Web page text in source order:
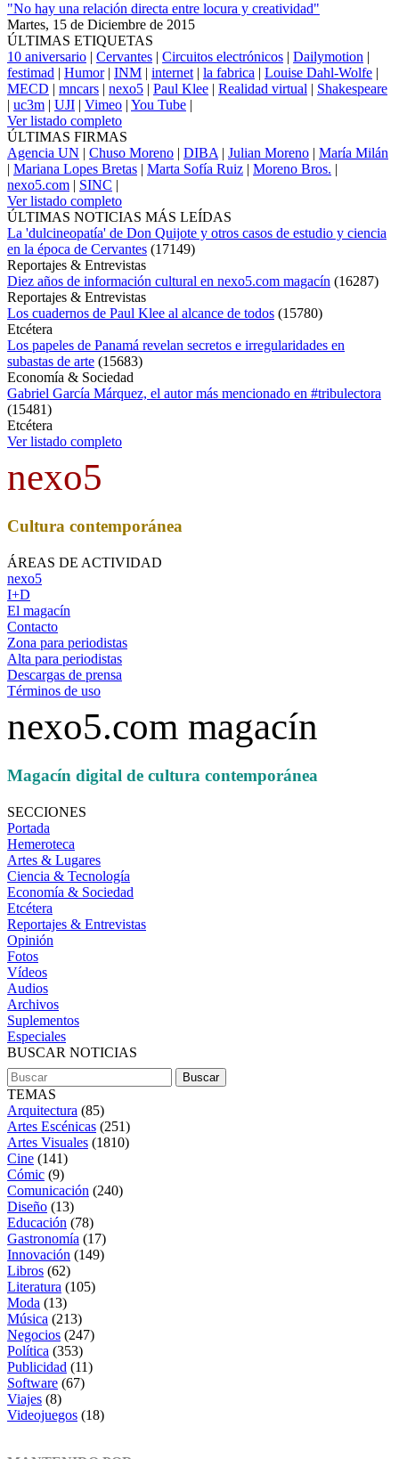
"No hay una relación directa entre locura y creatividad"
Martes, 15 de Diciembre de 2015
ÚLTIMAS ETIQUETAS
10 aniversario | Cervantes | Circuitos electrónicos | Dailymotion |
festimad | Humor| INM | internet | la fabrica | Louise Dahl-Wolfe |
MECD | mncars | nexo5 | Paul Klee | Realidad virtual | Shakespeare
| uc3m | UJI | Vimeo | You Tube |
Ver listado completo
ÚLTIMAS FIRMAS
Agencia UN | Chuso Moreno | DIBA | Julian Moreno | María Milán
| Mariana Lopes Bretas | Marta Sofía Ruiz | Moreno Bros. |
nexo5.com | SINC |
Ver listado completo
ÚLTIMAS NOTICIAS MÁS LEÍDAS
La 'dulcineopatía' de Don Quijote y otros casos de estudio y ciencia
en la época de Cervantes (17149)
Reportajes & Entrevistas
Diez años de información cultural en nexo5.com magacín (16287)
Reportajes & Entrevistas
Los cuadernos de Paul Klee al alcance de todos (15780)
Etcétera
Los papeles de Panamá revelan secretos e irregularidades en
subastas de arte (15683)
Economía & Sociedad
Gabriel García Márquez, el autor más mencionado en #tribulectora
(15481)
Etcétera
Ver listado completo
nexo5
Cultura contemporánea
ÁREAS DE ACTIVIDAD
nexo5
I+D
El magacín
Contacto
Zona para periodistas
Alta para periodistas
Descargas de prensa
Términos de uso
nexo5.com magacín
Magacín digital de cultura contemporánea
SECCIONES
Portada
Hemeroteca
Artes & Lugares
Ciencia & Tecnología
Economía & Sociedad
Etcétera
Reportajes & Entrevistas
Opinión
Fotos
Vídeos
Audios
Archivos
Suplementos
Especiales
BUSCAR NOTICIAS
TEMAS
Arquitectura (85)
Artes Escénicas (251)
Artes Visuales (1810)
Cine (141)
Cómic (9)
Comunicación (240)
Diseño (13)
Educación (78)
Gastronomía (17)
Innovación (149)
Libros (62)
Literatura (105)
Moda (13)
Música (213)
Negocios (247)
Política (353)
Publicidad (11)
Software (67)
Viajes (8)
Videojuegos (18)